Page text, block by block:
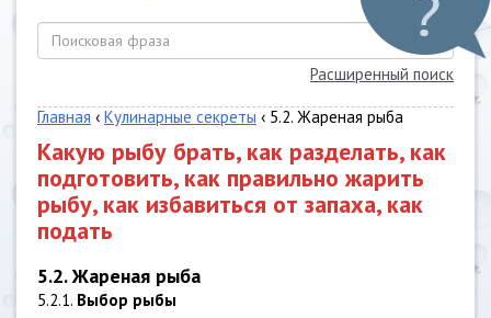
Расширенный поиск
Главная ‹ Кулинарные секреты ‹ 5.2. Жареная рыба
Какую рыбу брать, как разделать, как
подготовить, как правильно жарить
рыбу, как избавиться от запаха, как
подать
5.2. Жареная рыба
5.2.1. Выбор рыбы